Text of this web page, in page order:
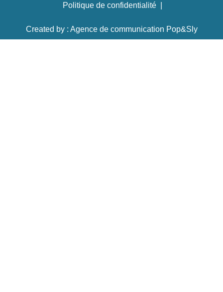
Politique de confidentialité
Created by : Agence de communication Pop&Sly